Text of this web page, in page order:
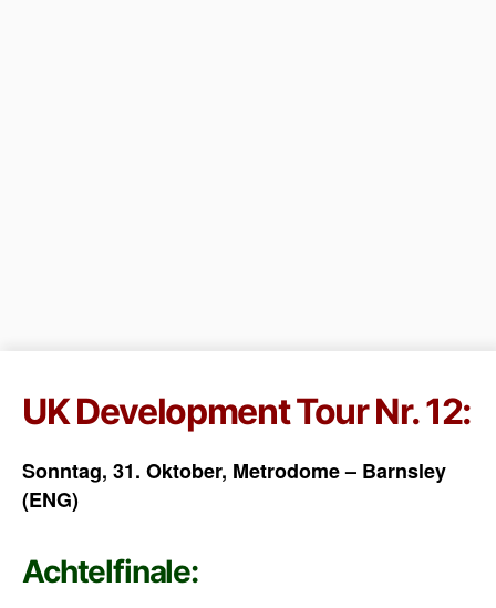
UK Development Tour Nr. 12:
Sonntag, 31. Oktober, Metrodome – Barnsley
(ENG)
Achtelfinale: